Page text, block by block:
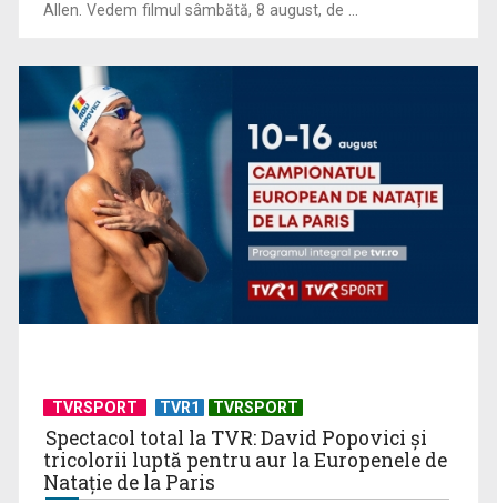
„Frații Jderi”, superproducția inspirată din opera lui Mihail
Sadoveanu, la ...
Allen. Vedem filmul sâmbătă, 8 august, de ...
TVRSPORT TVR1 TVRSPORT
Spectacol total la TVR: David Popovici și
tricolorii luptă pentru aur la Europenele de
Natație de la Paris